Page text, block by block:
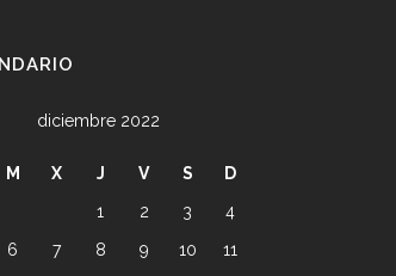
diciembre 2022
M X J V S
D
1
2 3
4
6 7 8 9 10
11